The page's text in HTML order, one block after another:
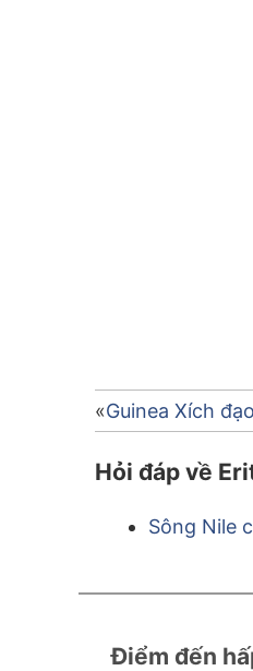
Điều
hướng
Guinea Xích đạo
Hỏi đáp về
Sông Nile
Điểm đến